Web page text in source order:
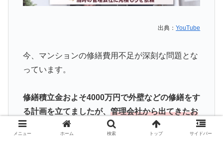
出典：YouTube
今、マンションの修繕費用不足が深刻な問題とな
っています。
修繕積立金およそ4000万円で外壁などの修繕をす
る計画を立てましたが、 管理会社から出てきたお
見積もりが6000万円だった。
メニュー ホーム 検索 トップ サイドバー